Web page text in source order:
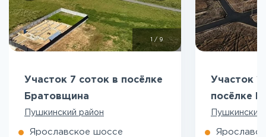
/ 9
Участок 7 соток в посёлке
Братовщина
Пушкинский район
Ярославское шоссе
Участок
посёлке
Пушкинский